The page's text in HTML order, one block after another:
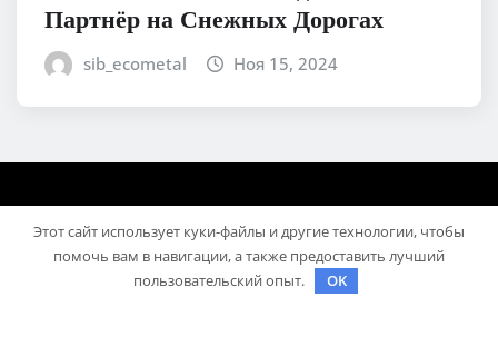
Партнёр на Снежных Дорогах
sib_ecometal Ноя 15, 2024
Этот сайт использует куки-файлы и другие технологии, чтобы
помочь вам в навигации, а также предоставить лучший
пользовательский опыт.
OK